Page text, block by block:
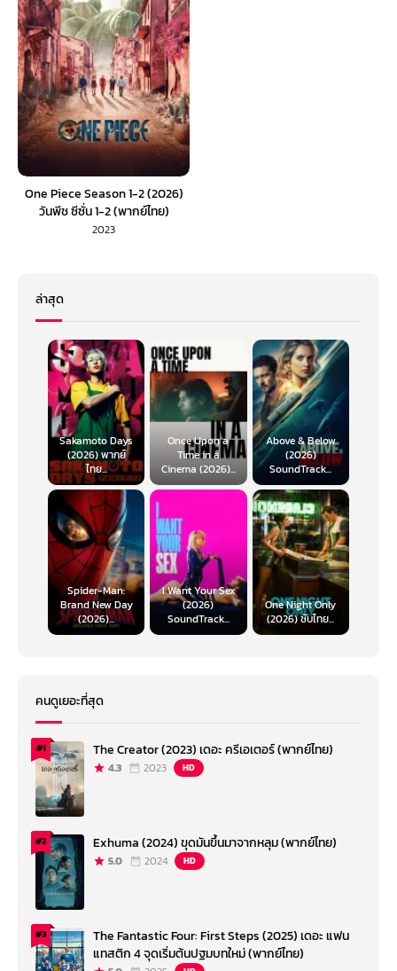
One Piece Season 1-2 (2026)
วันพีช ซีซั่น 1-2 (พากย์ไทย)
2023
ล่าสุด
Sakamoto Days
(2026) พากย์
ไทย...
Once Upon a
Time in a
Cinema (2026)...
Above & Below
(2026)
SoundTrack...
Spider-Man:
Brand New Day
(2026)...
I Want Your Sex
(2026)
SoundTrack...
One Night Only
(2026) ซับไทย...
คนดูเยอะที่สุด
#1 The Creator (2023) เดอะ ครีเอเตอร์ (พากย์ไทย)
4.3 2023 HD
#2 Exhuma (2024) ขุดมันขึ้นมาจากหลุม (พากย์ไทย)
5.0 2024 HD
#3
The Fantastic Four: First Steps (2025) เดอะ แฟน
แทสติก 4 จุดเริ่มต้นปฐมบทใหม่ (พากย์ไทย)